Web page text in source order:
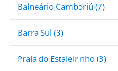
Balneário Camboriú (7)
Barra Sul (3)
Praia do Estaleirinho (3)